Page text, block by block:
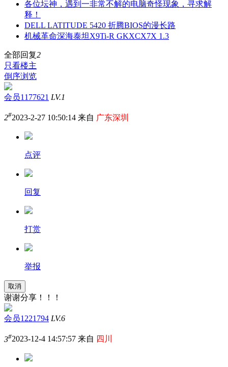
各位坛神，遇到一非常不解的电脑奇怪现象，寻求解
释！
DELL LATITUDE 5420 折腾BIOS的漫长路
机械革命深海泰坦X9Ti-R GKXCX7X 1.3
全部回复2
只看楼主
倒序浏览
会员1177621 LV.1
2#2023-2-27 10:50:14 来自 广东深圳
点评
回复
打赏
举报
取消
谢谢分享！！！
会员1221794 LV.6
3#2023-12-4 14:57:57 来自 四川